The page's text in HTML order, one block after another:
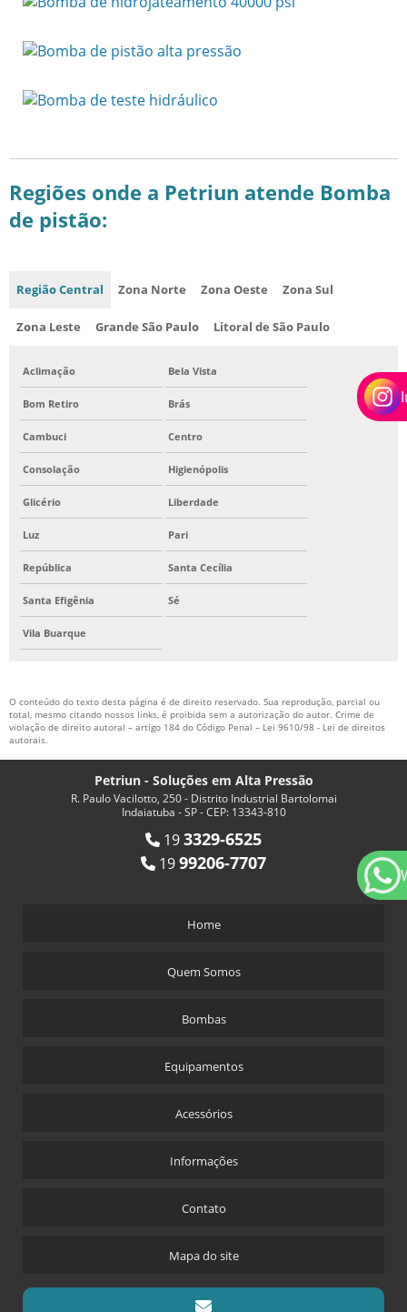
Regiões onde a Petriun atende Bomba
de pistão:
Região Central Zona Norte Zona Oeste Zona Sul
Zona Leste Grande São Paulo Litoral de São Paulo
Aclimação Bela Vista
Bom Retiro Brás
Cambuci Centro
Consolação Higienópolis
Glicério Liberdade
Luz Pari
República Santa Cecília
Santa Efigênia Sé
Vila Buarque
O conteúdo do texto desta página é de direito reservado. Sua reprodução, parcial ou
total, mesmo citando nossos links, é proibida sem a autorização do autor. Crime de
violação de direito autoral – artigo 184 do Código Penal – Lei 9610/98 - Lei de direitos
autorais.
Petriun - Soluções em Alta Pressão
R. Paulo Vacilotto, 250 - Distrito Industrial Bartolomai
Indaiatuba - SP - CEP: 13343-810
193329-6525
1999206-7707
Home
Quem Somos
Bombas
Equipamentos
Acessórios
Informações
Contato
Mapa do site